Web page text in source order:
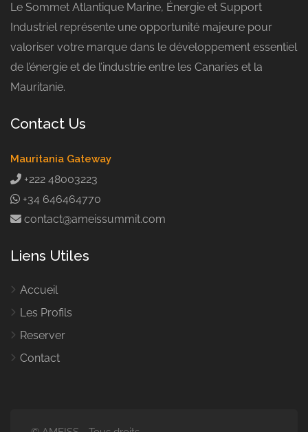
Le Sommet Atlantique Marine, Énergie et Support
Industriel représente une opportunité majeure pour
valoriser votre marque dans le développement essentiel
de l’énergie et de l’industrie entre les Canaries et la
Mauritanie.
Contact Us
Mauritania Gateway
+222 48003223
+34 646464770
contact@ameissummit.com
Liens Utiles
Accueil
Les Profils
Reserver
Contact